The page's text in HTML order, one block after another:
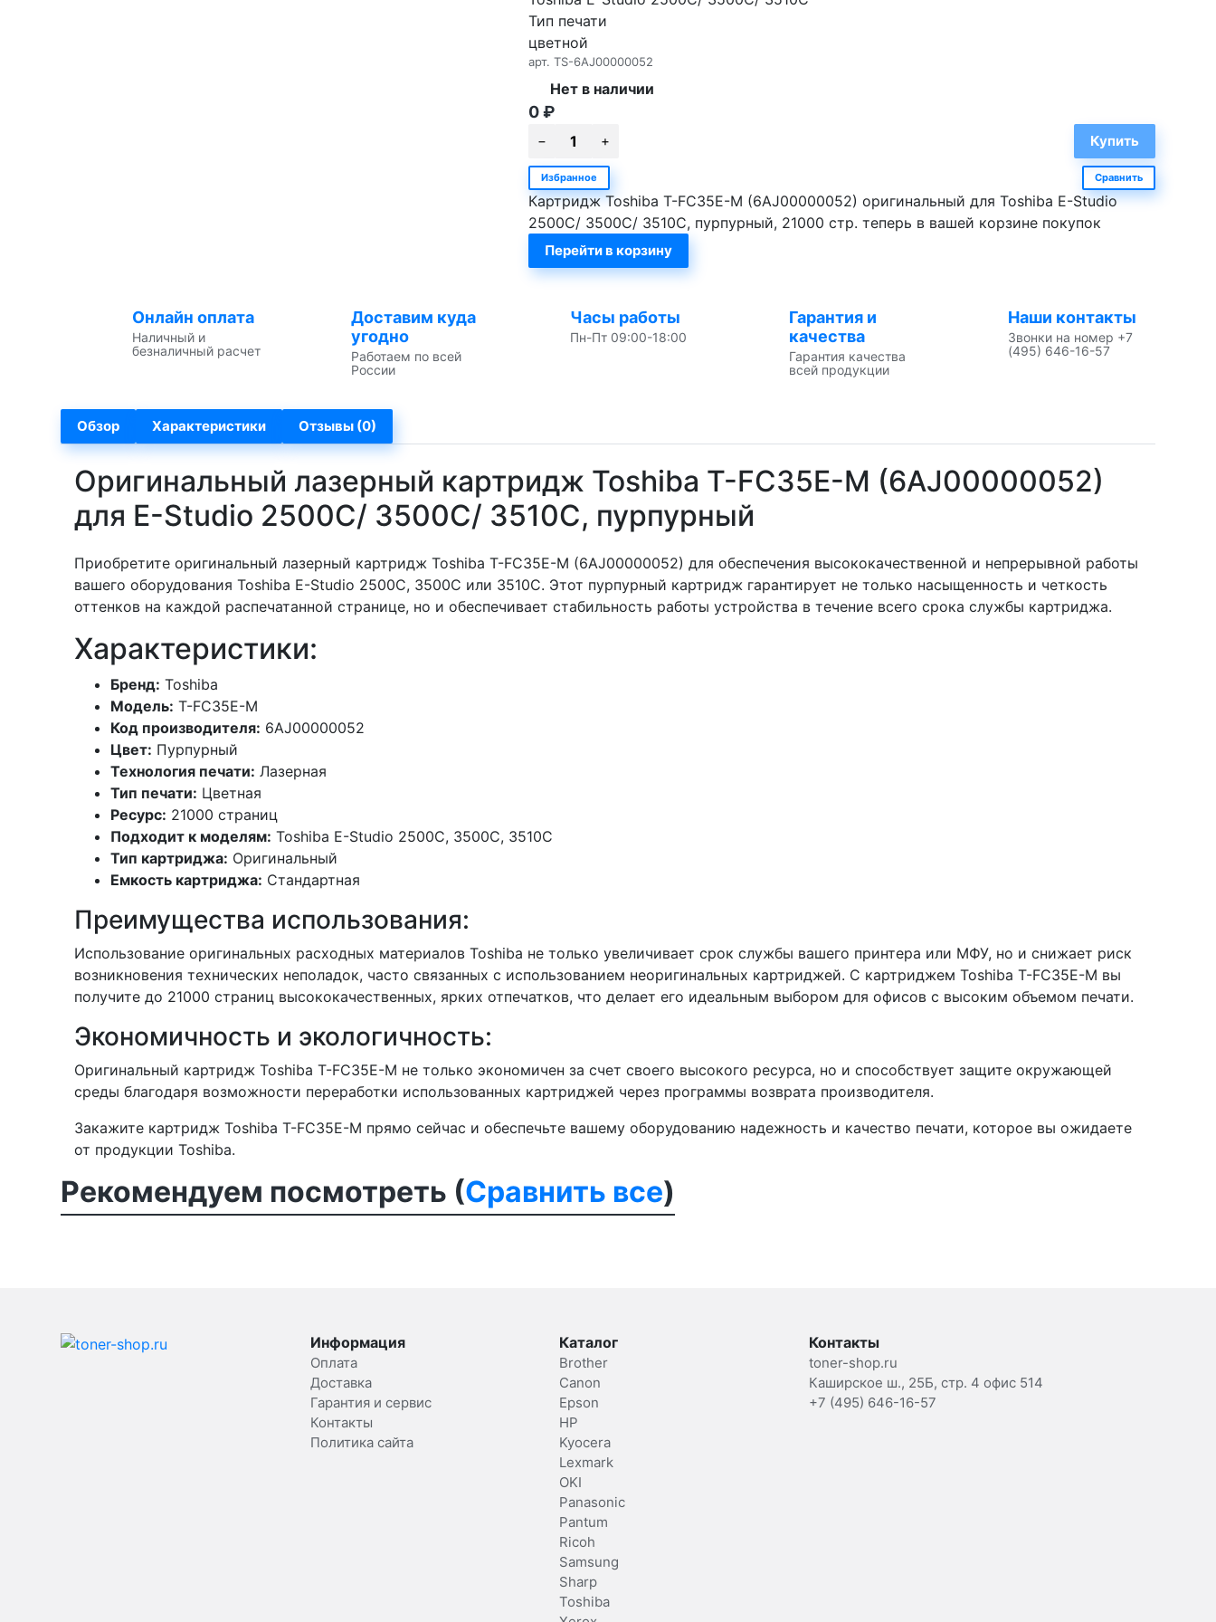
Тип печати
цветной
арт. TS-6AJ00000052
Нет в наличии
0₽
Избранное Сравнить
Картридж Toshiba T-FC35E-M (6AJ00000052) оригинальный для Toshiba E-Studio
2500C/ 3500C/ 3510C, пурпурный, 21000 стр. теперь в вашей корзине покупок
Перейти в корзину
Онлайн оплата
Наличный и
безналичный расчет
Доставим куда
угодно
Работаем по всей
России
Часы работы
Пн-Пт 09:00-18:00
Гарантия и
качества
Гарантия качества
всей продукции
Наши контакты
Звонки на номер +7
(495) 646-16-57
Обзор Характеристики Отзывы (0)
Оригинальный лазерный картридж Toshiba T-FC35E-M (6AJ00000052)
для E-Studio 2500C/ 3500C/ 3510C, пурпурный
Приобретите оригинальный лазерный картридж Toshiba T-FC35E-M (6AJ00000052) для обеспечения высококачественной и непрерывной работы
вашего оборудования Toshiba E-Studio 2500C, 3500C или 3510C. Этот пурпурный картридж гарантирует не только насыщенность и четкость
оттенков на каждой распечатанной странице, но и обеспечивает стабильность работы устройства в течение всего срока службы картриджа.
Характеристики:
Бренд: Toshiba
Модель: T-FC35E-M
Код производителя: 6AJ00000052
Цвет: Пурпурный
Технология печати: Лазерная
Тип печати: Цветная
Ресурс: 21000 страниц
Подходит к моделям: Toshiba E-Studio 2500C, 3500C, 3510C
Тип картриджа: Оригинальный
Емкость картриджа: Стандартная
Преимущества использования:
Использование оригинальных расходных материалов Toshiba не только увеличивает срок службы вашего принтера или МФУ, но и снижает риск
возникновения технических неполадок, часто связанных с использованием неоригинальных картриджей. С картриджем Toshiba T-FC35E-M вы
получите до 21000 страниц высококачественных, ярких отпечатков, что делает его идеальным выбором для офисов с высоким объемом печати.
Экономичность и экологичность:
Оригинальный картридж Toshiba T-FC35E-M не только экономичен за счет своего высокого ресурса, но и способствует защите окружающей
среды благодаря возможности переработки использованных картриджей через программы возврата производителя.
Закажите картридж Toshiba T-FC35E-M прямо сейчас и обеспечьте вашему оборудованию надежность и качество печати, которое вы ожидаете
от продукции Toshiba.
Рекомендуем посмотреть (Сравнить все)
Информация
Оплата
Доставка
Гарантия и сервис
Контакты
Политика сайта
Каталог
Brother
Canon
Epson
HP
Kyocera
Lexmark
OKI
Panasonic
Pantum
Ricoh
Samsung
Sharp
Toshiba
Контакты
toner-shop.ru
Каширское ш., 25Б, стр. 4 офис 514
+7 (495) 646-16-57